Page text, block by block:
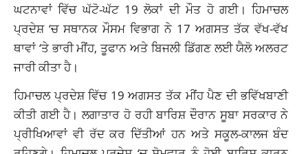
ਘਟਨਾਵਾਂ ਵਿੱਚ ਘੱਟੋ-ਘੱਟ 19 ਲੋਕਾਂ ਦੀ ਮੌਤ ਹੋ ਗਈ। ਹਿਮਾਚਲ
ਪ੍ਰਦੇਸ਼ ‘ਚ ਸਥਾਨਕ ਮੌਸਮ ਵਿਭਾਗ ਨੇ 17 ਅਗਸਤ ਤੱਕ ਵੱਖ-ਵੱਖ
ਥਾਵਾਂ ‘ਤੇ ਭਾਰੀ ਮੀਂਹ, ਤੂਫਾਨ ਅਤੇ ਬਿਜਲੀ ਡਿੱਗਣ ਲਈ ਯੈਲੋ ਅਲਰਟ
ਜਾਰੀ ਕੀਤਾ ਹੈ।
ਹਿਮਾਚਲ ਪ੍ਰਦੇਸ਼ ਵਿੱਚ 19 ਅਗਸਤ ਤੱਕ ਮੀਂਹ ਪੈਣ ਦੀ ਭਵਿੱਖਬਾਣੀ
ਕੀਤੀ ਗਈ ਹੈ। ਲਗਾਤਾਰ ਹੋ ਰਹੀ ਬਾਰਿਸ਼ ਦੌਰਾਨ ਸੂਬਾ ਸਰਕਾਰ ਨੇ
ਪ੍ਰੀਖਿਆਵਾਂ ਵੀ ਰੱਦ ਕਰ ਦਿੱਤੀਆਂ ਹਨ ਅਤੇ ਸਕੂਲ-ਕਾਲਜ ਬੰਦ